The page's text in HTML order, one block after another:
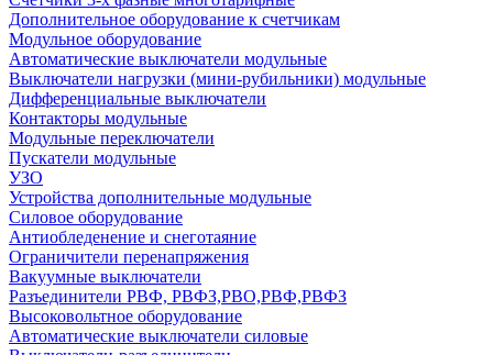
Дополнительное оборудование к счетчикам
Модульное оборудование
Автоматические выключатели модульные
Выключатели нагрузки (мини-рубильники) модульные
Дифференциальные выключатели
Контакторы модульные
Модульные переключатели
Пускатели модульные
УЗО
Устройства дополнительные модульные
Силовое оборудование
Антиобледенение и снеготаяние
Ограничители перенапряжения
Вакуумные выключатели
Разъединители РВФ, РВФЗ,РВО,РВФ,РВФЗ
Высоковольтное оборудование
Автоматические выключатели cиловые